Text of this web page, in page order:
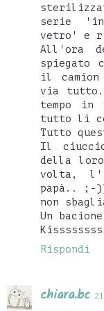
serie 'in
vetro' e
All'ora
spiegato
il camion
via tutto.
tempo in
tutto lì
Tutto
Il
della
volta,
papà.. ;-
non
Un
Rispondi
chiara.bc